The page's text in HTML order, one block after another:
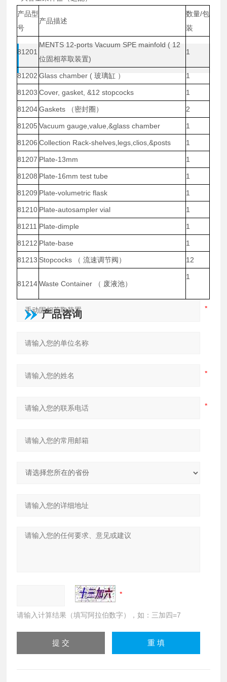
产品型
号
产品描述
数量/包
装
81201
MENTS 12-ports Vacuum SPE mainfold ( 12
位固相萃取装置)
1
81202 Glass chamber ( 玻璃缸 ） 1
81203 Cover, gasket, &12 stopcocks 1
81204 Gaskets （密封圈） 2
81205 Vacuum gauge,value,&glass chamber 1
81206 Collection Rack-shelves,legs,clios,&posts 1
81207 Plate-13mm 1
81208 Plate-16mm test tube 1
81209 Plate-volumetric flask 1
81210 Plate-autosampler vial 1
81211 Plate-dimple 1
81212 Plate-base 1
81213 Stopcocks （ 流速调节阀） 12
81214 Waste Container （ 废液池）
1
产品咨询
请输入计算结果（填写阿拉伯数字），如：三加四=7